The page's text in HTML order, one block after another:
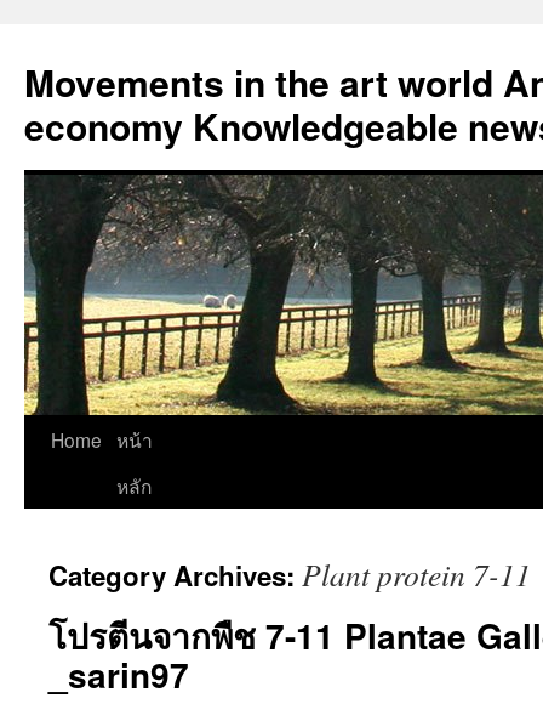
content
Movements in the art world
economy Knowledgeable
Home หน้า
หลัก
Category Archives: Plant protein 7-11
โปรตีนจากพืช 7-11 Plantae
_sarin97